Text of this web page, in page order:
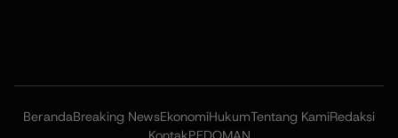
BerandaBreaking NewsEkonomiHukumTentang KamiRedaksi